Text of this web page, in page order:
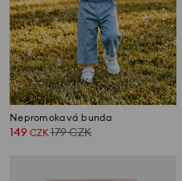
Nepromokavá bunda
149 CZK179CZK